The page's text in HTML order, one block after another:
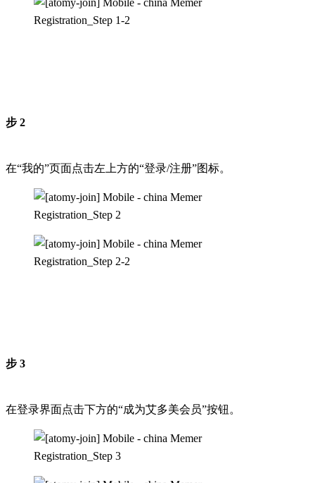
步 2
在“我的”页面点击左上方的“登录/注册”图标。
步 3
在登录界面点击下方的“成为艾多美会员”按钮。